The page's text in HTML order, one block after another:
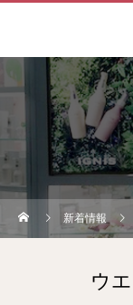
新着情報
ウ